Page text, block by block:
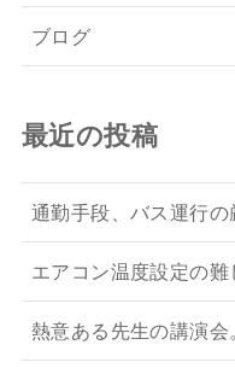
ブログ
最近の投稿
通勤手段、バス運行の
エアコン温度設定の難
熱意ある先生の講演会。